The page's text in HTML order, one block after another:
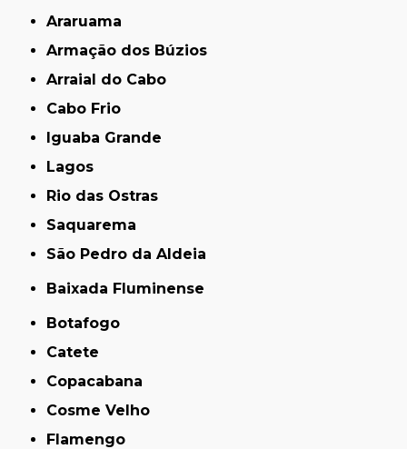
Araruama
Armação dos Búzios
Arraial do Cabo
Cabo Frio
Iguaba Grande
Lagos
Rio das Ostras
Saquarema
São Pedro da Aldeia
Baixada Fluminense
Botafogo
Catete
Copacabana
Cosme Velho
Flamengo